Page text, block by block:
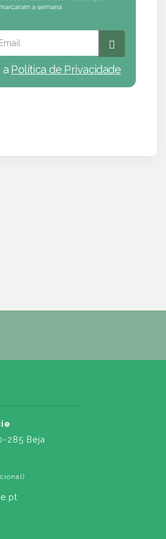
a Política de Privacidade
285 Beja